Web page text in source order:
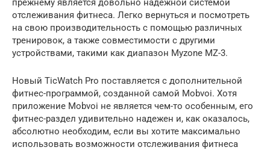
прежнему является довольно надежной системой
отслеживания фитнеса. Легко вернуться и посмотреть
на свою производительность с помощью различных
тренировок, а также совместимости с другими
устройствами, такими как диапазон Myzone MZ-3.
Новый TicWatch Pro поставляется с дополнительной
фитнес-программой, созданной самой Mobvoi. Хотя
приложение Mobvoi не является чем-то особенным, его
фитнес-раздел удивительно надежен и, как оказалось,
абсолютно необходим, если вы хотите максимально
использовать возможности отслеживания фитнеса